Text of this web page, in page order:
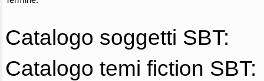
Catalogo soggetti SBT:
Catalogo temi fiction SBT: